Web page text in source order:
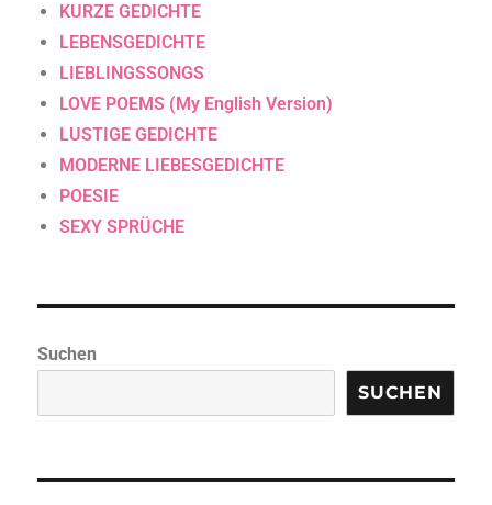
KURZE GEDICHTE
LEBENSGEDICHTE
LIEBLINGSSONGS
LOVE POEMS (My English Version)
LUSTIGE GEDICHTE
MODERNE LIEBESGEDICHTE
POESIE
SEXY SPRÜCHE
Suchen
SUCHEN